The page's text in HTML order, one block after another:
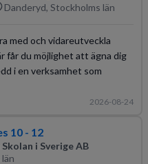
Danderyd, Stockholms län
med och vidareutveckla
får du möjlighet att ägna dig
i en verksamhet som
2026-08-24
10 - 12
i Sverige AB